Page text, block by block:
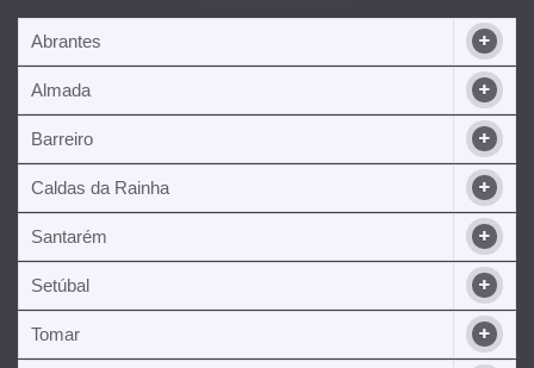
Abrantes
Almada
Barreiro
Caldas da Rainha
Santarém
Setúbal
Tomar